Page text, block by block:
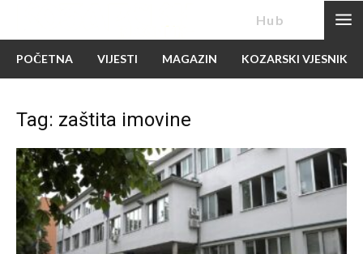
Hub
POČETNA VIJESTI MAGAZIN KOZARSKI VJESNIK
Tag: zaštita imovine